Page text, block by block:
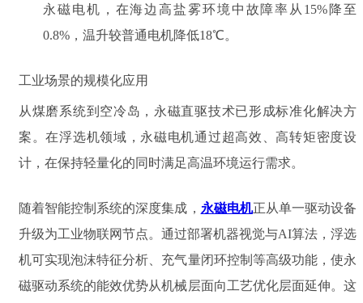
永磁电机，在海边高盐雾环境中故障率从15%降至
0.8%，温升较普通电机降低18℃。
工业场景的规模化应用
从煤磨系统到空冷岛，永磁直驱技术已形成标准化解决方
案。在浮选机领域，永磁电机通过超高效、高转矩密度设
计，在保持轻量化的同时满足高温环境运行需求。
随着智能控制系统的深度集成， 永磁电机正从单一驱动设备
升级为工业物联网节点。通过部署机器视觉与AI算法，浮选
机可实现泡沫特征分析、充气量闭环控制等高级功能，使永
磁驱动系统的能效优势从机械层面向工艺优化层面延伸。这